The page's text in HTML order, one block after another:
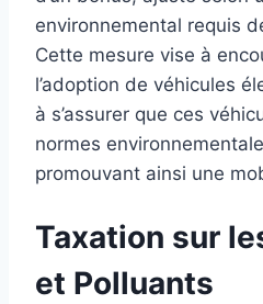
environnemental requis
Cette mesure vise à
l’adoption de véhicules
à s’assurer que ces
normes
promouvant ainsi une
Taxation sur
et Polluants